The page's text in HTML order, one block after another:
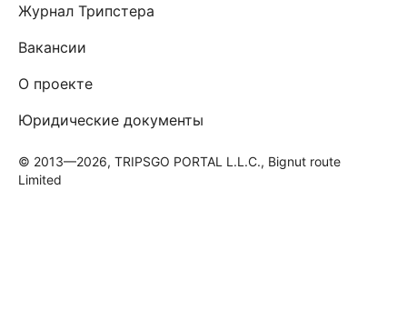
Журнал Трипстера
Вакансии
О проекте
Юридические документы
© 2013—2026, TRIPSGO PORTAL L.L.C., Bignut route
Limited